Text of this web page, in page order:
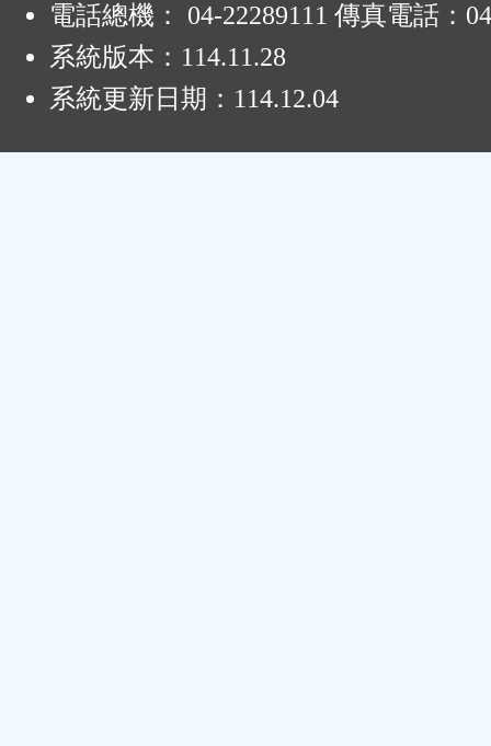
電話總機： 04-22289111 傳真電話：
系統版本： 114.11.28
系統更新日期： 114.12.04